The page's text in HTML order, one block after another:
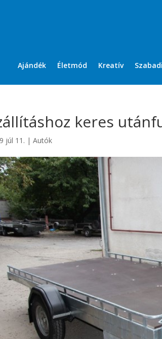
Ajándék Életmód Kreatív
keres
júl 11. |Autók